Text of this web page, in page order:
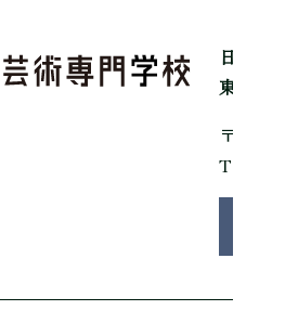
日本写
東京都
〒
Tel：